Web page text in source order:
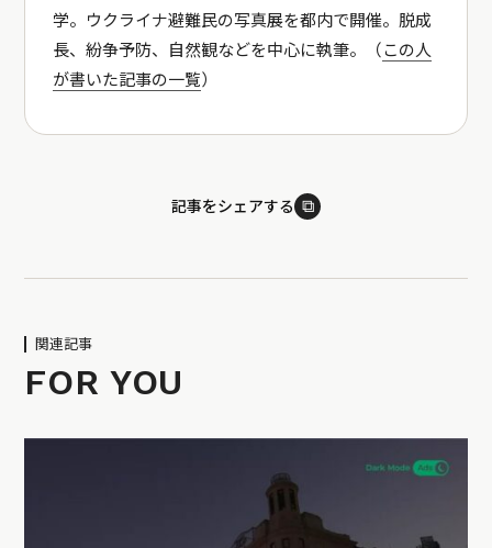
学。ウクライナ避難民の写真展を都内で開催。脱成
長、紛争予防、自然観などを中心に執筆。（この人
が書いた記事の一覧）
記事をシェアする ⧉
関連記事
FOR YOU